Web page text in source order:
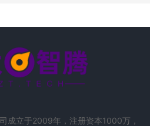
成立于2009年，注册资本1000万，